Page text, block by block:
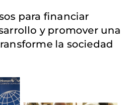
para financiar
y promover una
la sociedad